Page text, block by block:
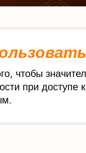
чтобы
при доступе